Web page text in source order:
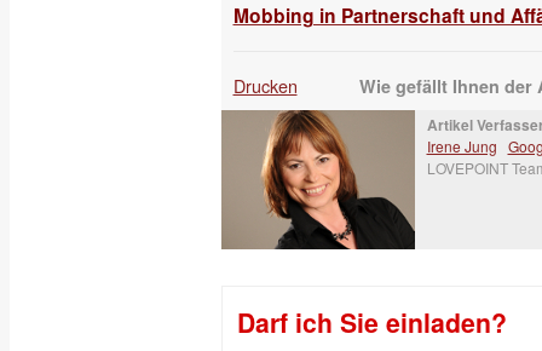
Mobbing in Partnerschaft und
Drucken Wie gefällt Ihnen der
Artikel
Irene Jung
LOVEPOINT
Darf ich Sie einladen?